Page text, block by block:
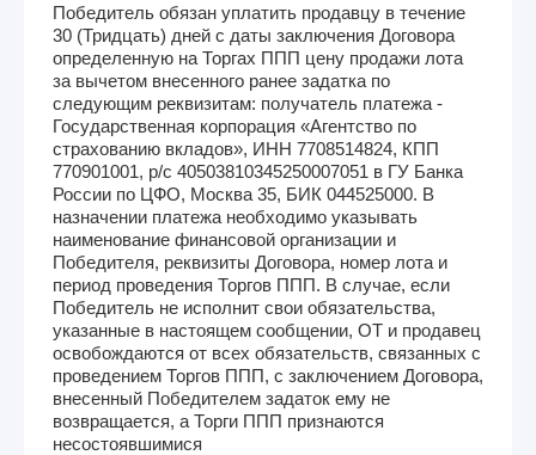
Победитель обязан уплатить продавцу в течение
30 (Тридцать) дней с даты заключения Договора
определенную на Торгах ППП цену продажи лота
за вычетом внесенного ранее задатка по
следующим реквизитам: получатель платежа -
Государственная корпорация «Агентство по
страхованию вкладов», ИНН 7708514824, КПП
770901001, р/с 40503810345250007051 в ГУ Банка
России по ЦФО, Москва 35, БИК 044525000. В
назначении платежа необходимо указывать
наименование финансовой организации и
Победителя, реквизиты Договора, номер лота и
период проведения Торгов ППП. В случае, если
Победитель не исполнит свои обязательства,
указанные в настоящем сообщении, ОТ и продавец
освобождаются от всех обязательств, связанных с
проведением Торгов ППП, с заключением Договора,
внесенный Победителем задаток ему не
возвращается, а Торги ППП признаются
несостоявшимися